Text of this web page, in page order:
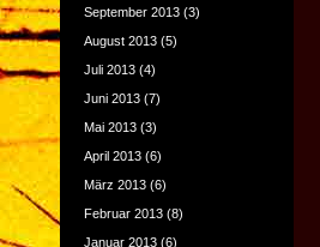
September 2013 (3)
August 2013 (5)
Juli 2013 (4)
Juni 2013 (7)
Mai 2013 (3)
April 2013 (6)
März 2013 (6)
Februar 2013 (8)
Januar 2013 (6)